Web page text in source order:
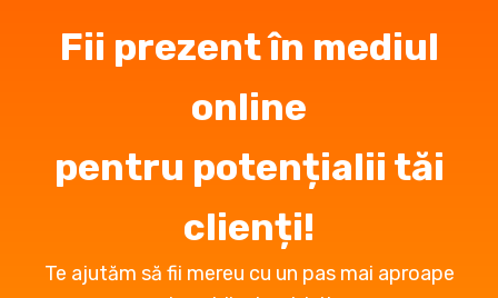
Fii prezent în mediul
online
pentru potențialii tăi
clienți!
Te ajutăm să fii mereu cu un pas mai aproape